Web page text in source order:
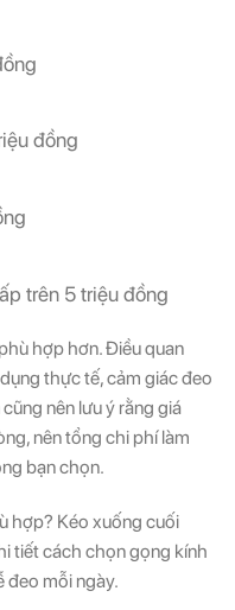
đồng
trên 5 triệu đồng
hợp hơn. Điều quan
thực tế, cảm giác đeo
nên lưu ý rằng giá
nên tổng chi phí làm
bạn chọn.
hợp? Kéo xuống cuối
tiết cách chọn gọng kính
đeo mỗi ngày.